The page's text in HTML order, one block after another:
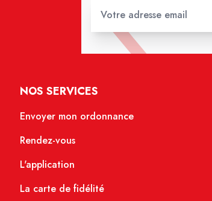
NOS SERVICES
Envoyer mon ordonnance
Rendez-vous
L'application
La carte de fidélité